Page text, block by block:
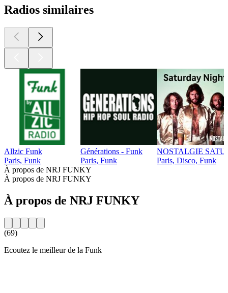
Radios similaires
Allzic Funk
Paris, Funk
Générations - Funk
Paris, Funk
NOSTALGIE
Paris, Disco, Funk
À propos de NRJ FUNKY
À propos de NRJ FUNKY
À propos de NRJ FUNKY
(69)
Ecoutez le meilleur de la Funk